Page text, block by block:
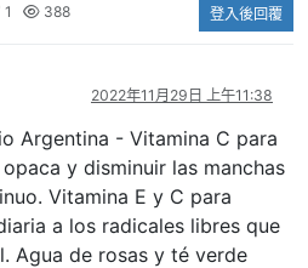
1 388 登入後回覆
2022年11月29日 上午11:38
Argentina - Vitamina C para
y disminuir las manchas
Vitamina E y C para
a los radicales libres que
Agua de rosas y té verde